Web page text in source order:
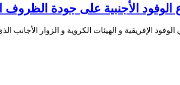
الإفريقية و الهيئات الكروية و الزوار الأجانب